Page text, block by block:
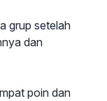
grup setelah
dan
poin dan